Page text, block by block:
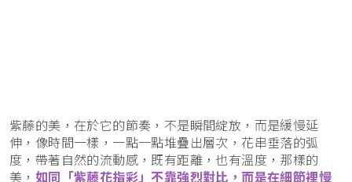
紫藤的美，在於它的節奏，不是瞬間綻放，而是緩慢延
伸，像時間一樣，一點一點堆疊出層次，花串垂落的弧
度，帶著自然的流動感，既有距離，也有溫度，那樣的
美， 如同「紫藤花指彩」不靠強烈對比，而是在細節裡慢